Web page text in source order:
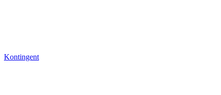
Kontingent